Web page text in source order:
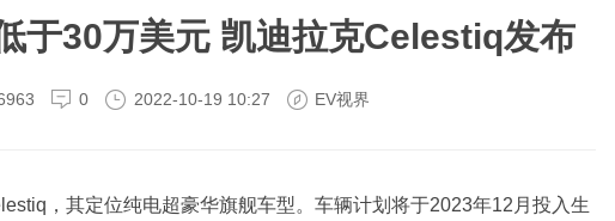
于30万美元 凯迪拉克Celestiq发布
0 2022-10-19 10:27 EV视界
，其定位纯电超豪华旗舰车型。车辆计划将于2023年12月投入生